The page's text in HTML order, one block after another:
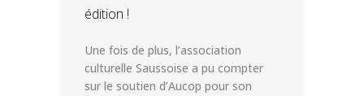
édition !
Une fois de plus, l’association
culturelle Saussoise a pu compter
sur le soutien d’Aucop pour son